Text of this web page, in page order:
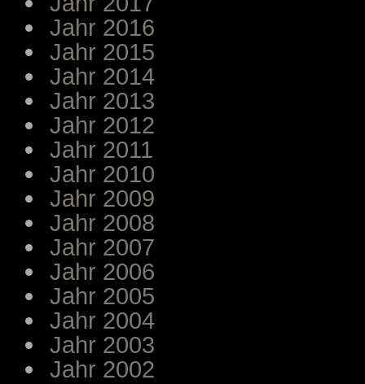
Jahr 2016
Jahr 2015
Jahr 2014
Jahr 2013
Jahr 2012
Jahr 2011
Jahr 2010
Jahr 2009
Jahr 2008
Jahr 2007
Jahr 2006
Jahr 2005
Jahr 2004
Jahr 2003
Jahr 2002